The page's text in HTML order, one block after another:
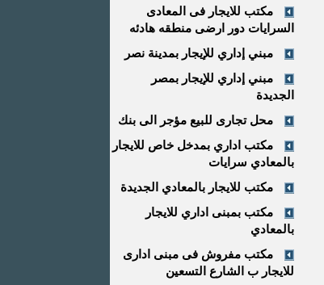
مكتب للايجار فى المعادى
السرايات دور ارضى منطقه هادئه
مبني إداري للإيجار بمدينة نصر
مبني إداري للإيجار بمصر
الجديدة
محل تجارى للبيع مؤجر الى بنك
مكتب اداري بمدخل خاص للايجار
بالمعادي سرايات
مكتب للايجار بالمعادي الجديدة
مكتب بمبنى اداري للايجار
بالمعادي
مكتب مفروش فى مبنى ادارى
للايجار ب الشارع التسعين